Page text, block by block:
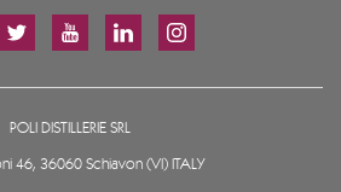
POLI DISTILLERIE SRL
46, 36060 Schiavon (VI) ITALY